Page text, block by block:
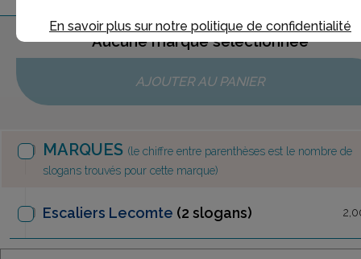
Aucune marque sélectionnée
AJOUTER AU PANIER
MARQUES (le chiffre entre parenthèses est le nombre de
slogans trouvés pour cette marque)
Escaliers Lecomte (2 slogans)
En savoir plus sur notre politique de confidentialité